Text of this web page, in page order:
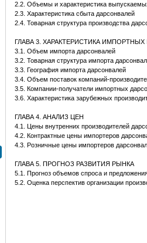
2.2. Объемы и характеристика
2.3. Характеристика сбыта дарсонвалей
2.4. Товарная структура производства
ГЛАВА 3. ХАРАКТЕРИСТИКА
3.1. Объем импорта дарсонвалей
3.2. Товарная структура импорта
3.3. География импорта дарсонвалей
3.4. Объем поставок компаний-
3.5. Компании-получатели импортных
3.6. Характеристика зарубежных
ГЛАВА 4. АНАЛИЗ ЦЕН
4.1. Цены внутренних производителей
4.2. Контрактные цены импортеров
4.3. Розничные цены импортеров
ГЛАВА 5. ПРОГНОЗ РАЗВИТИЯ РЫНКА
5.1. Прогноз объемов спроса и
5.2. Оценка перспектив организации